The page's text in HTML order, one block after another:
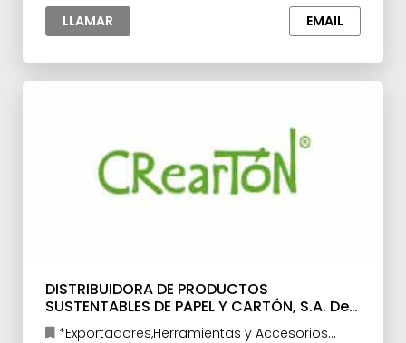
LLAMAR
EMAIL
DISTRIBUIDORA DE PRODUCTOS
SUSTENTABLES DE PAPEL Y CARTÓN, S.A. De
C.V.*Exportadores,Herramientas y Accesorios